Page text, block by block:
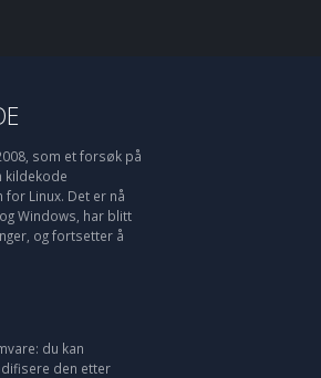
som et forsøk på
kildekode
Linux. Det er nå
Windows, har blitt
og fortsetter å
du kan
den etter